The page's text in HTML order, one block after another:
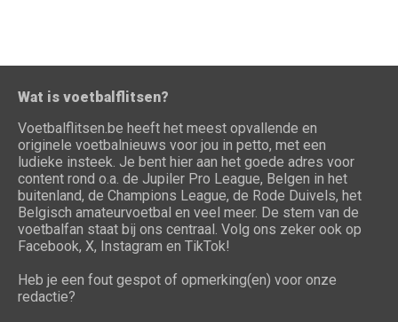
Wat is voetbalflitsen?
Voetbalflitsen.be heeft het meest opvallende en
originele voetbalnieuws voor jou in petto, met een
ludieke insteek. Je bent hier aan het goede adres voor
content rond o.a. de Jupiler Pro League, Belgen in het
buitenland, de Champions League, de Rode Duivels, het
Belgisch amateurvoetbal en veel meer. De stem van de
voetbalfan staat bij ons centraal. Volg ons zeker ook op
Facebook, X, Instagram en TikTok!
Heb je een fout gespot of opmerking(en) voor onze
redactie?